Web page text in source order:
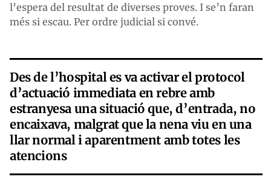
l’espera del resultat de diverses proves. I se’n faran
més si escau. Per ordre judicial si convé.
Des de l’hospital es va activar el protocol
d’actuació immediata en rebre amb
estranyesa una situació que, d’entrada, no
encaixava, malgrat que la nena viu en una
llar normal i aparentment amb totes les
atencions